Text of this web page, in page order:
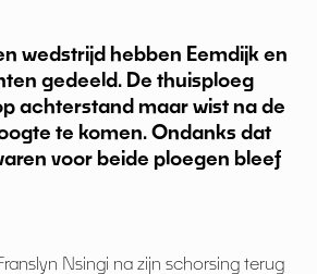
wedstrijd hebben Eemdijk en
gedeeld. De thuisploeg
achterstand maar wist na de
te komen. Ondanks dat
voor beide ploegen bleef
Nsingi na zijn schorsing terug